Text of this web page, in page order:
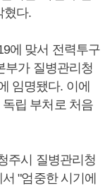
혔다.
에 맞서 전력투구
부가 질병관리청
임명됐다. 이에
립 부처로 처음
주시 질병관리청
"엄중한 시기에